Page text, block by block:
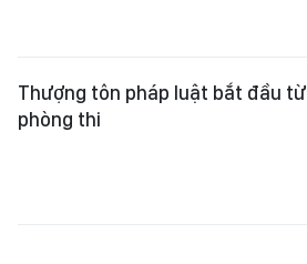
Thượng tôn pháp luật bắt đầu từ
phòng thi